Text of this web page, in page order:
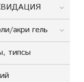
акри гель
типсы